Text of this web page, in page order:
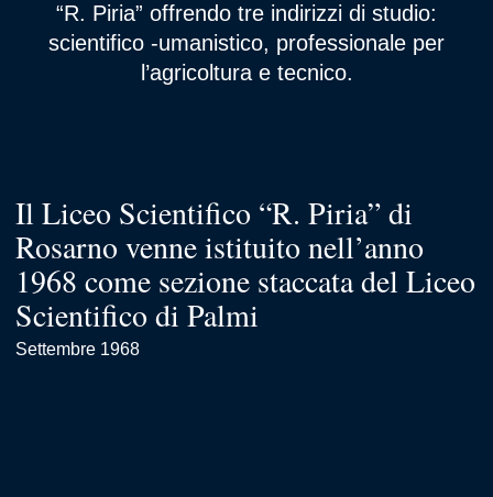
“R. Piria” offrendo tre indirizzi di studio:
scientifico -umanistico, professionale per
l’agricoltura e tecnico.
Il Liceo Scientifico “R. Piria” di
Rosarno venne istituito nell’anno
1968 come sezione staccata del Liceo
Scientifico di Palmi
Settembre 1968